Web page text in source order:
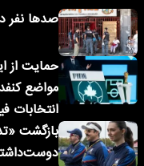
صدها نفر
حمایت از
مواضع
انتخابات
بازگشت